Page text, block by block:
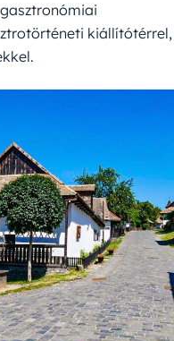
kiállítótérrel,